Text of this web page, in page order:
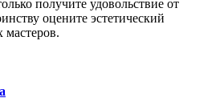
получите удовольствие от
оцените эстетический
мастеров.